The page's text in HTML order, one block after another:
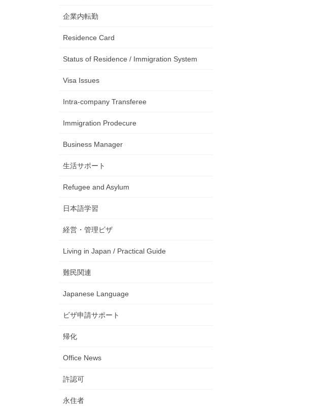
企業内転勤
Residence Card
Status of Residence / Immigration System
Visa Issues
Intra-company Transferee
Immigration Prodecure
Business Manager
生活サポート
Refugee and Asylum
日本語学習
経営・管理ビザ
Living in Japan / Practical Guide
難民関連
Japanese Language
ビザ申請サポート
帰化
Office News
許認可
永住者